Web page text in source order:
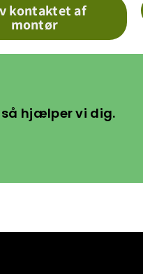
kontaktet af
montør
så hjælper vi dig.